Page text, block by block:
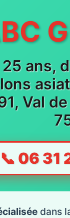
ans,
Val
📞 06 31
dans